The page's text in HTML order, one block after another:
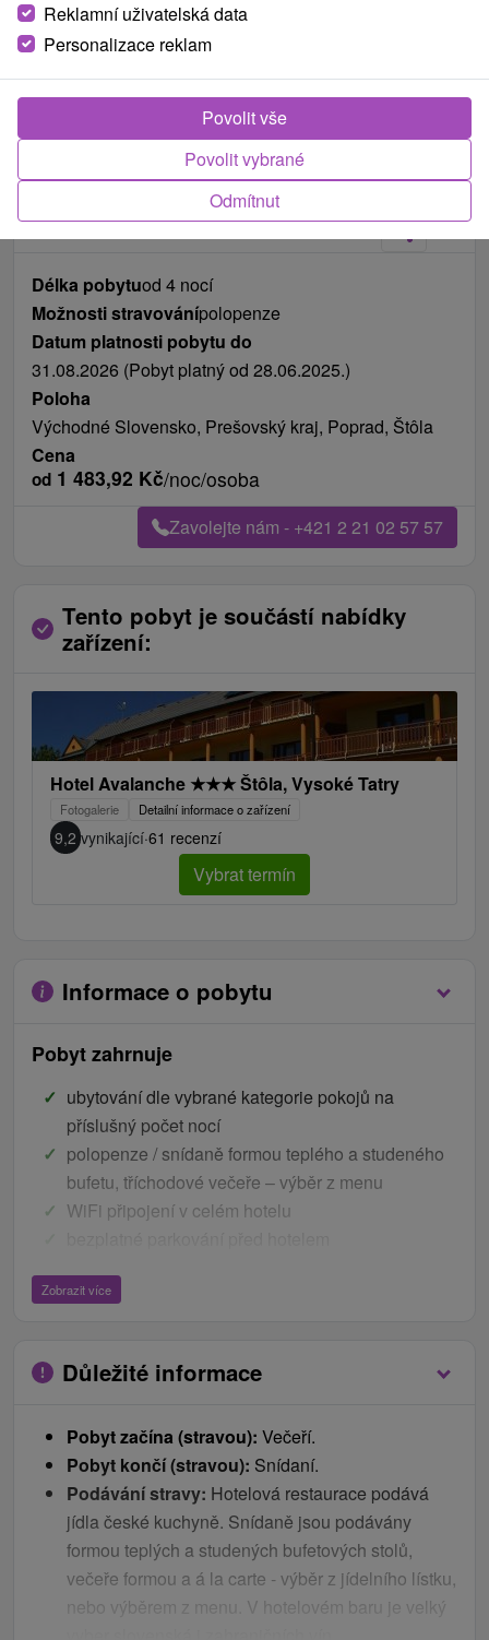
Fotografie od zákazníků +29
Délka pobytuod 4 nocí
Možnosti stravovánípolopenze
Datum platnosti pobytu do
31.08.2026 (Pobyt platný od 28.06.2025.)
Poloha
Východné Slovensko, Prešovský kraj, Poprad, Štôla
Cena
od 1 483,92 Kč/noc/osoba
Zavolejte nám - +421 2 21 02 57 57
Tento pobyt je součástí nabídky
zařízení:
Hotel Avalanche ★★★Štôla, Vysoké Tatry
Fotogalerie Detailní informace o zařízení
9,2 vynikající·61 recenzí
Vybrat termín
Informace o pobytu
Pobyt zahrnuje
ubytování dle vybrané kategorie pokojů na
příslušný počet nocí
polopenze / snídaně formou teplého a studeného
bufetu, tříchodové večeře – výběr z menu
WiFi připojení v celém hotelu
pobyt nezahrnuje
Ceník - Bonusy
předem objednaný čas 75 min. (finská sauna,
infra sauna, vířivka, hydromasážní box)
neomezený vstup do venkovního bazénu
20% sleva na všechny vstupydoAquacityPoprad
Zobrazit více
Důležité informace
Pobyt začína (stravou): Večeří.
Pobyt končí (stravou): Snídaní.
Podávání stravy: Hotelová restaurace podává
jídla české kuchyně. Snídaně jsou podávány
formou teplých a studených bufetových stolů,
večeře formou a á la carte - výběr z jídelního lístku,
nebo výběrem z menu. V hotelovém baru je velký
Reklamní uživatelská data
Personalizace reklam
Odmítnut
Povolit vybrané
Povolit vše